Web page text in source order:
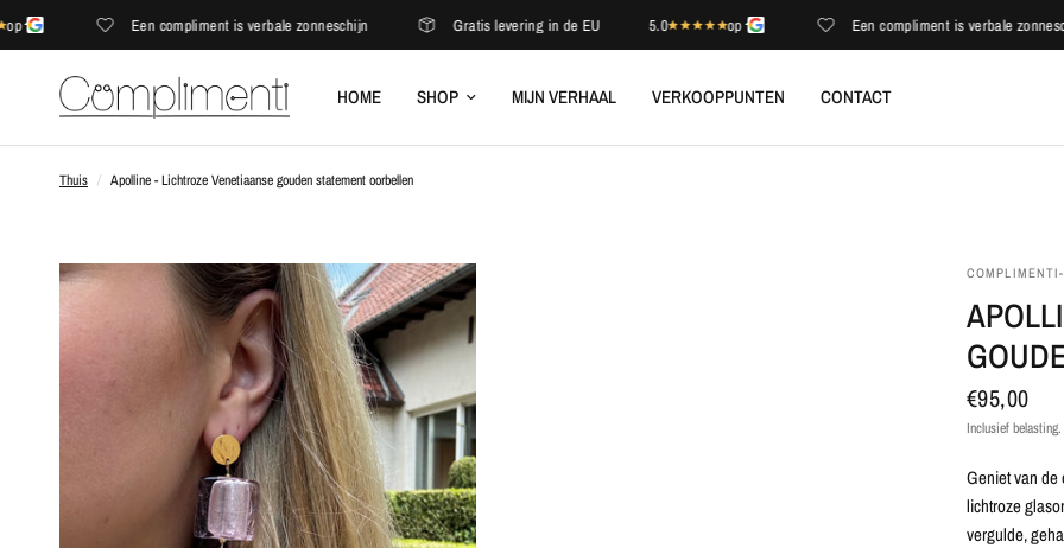
Een compliment is verbale zonneschijn Gratis levering in de EU op Een compliment is verbale zonneschijn
HOME SHOP MIJN VERHAAL VERKOOPPUNTEN CONTACT
Thuis / Apolline - Lichtroze Venetiaanse gouden statement oorbellen
€95,00
Inclusief belasting.
Geniet van de
lichtroze
vergulde,